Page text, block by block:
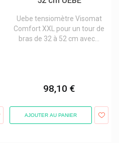
Uebe tensiomètre Visomat
Comfort XXL pour un tour de
bras de 32 à 52 cm avec...
98,10 €
AJOUTER AU PANIER